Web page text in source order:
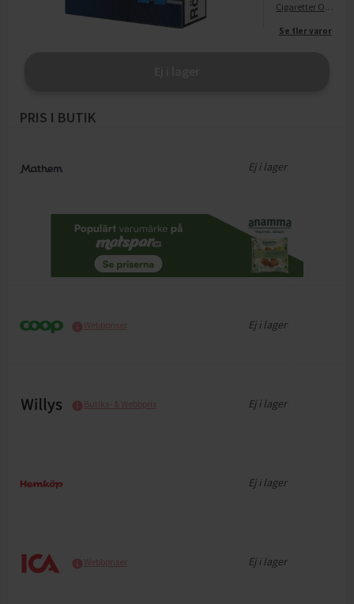
Cigaretter Original Red 100'S
Se fler varor
PRIS I BUTIK
Ej i lager
Webbpriser Ej i lager
Butiks- & Webbpris Ej i lager
Ej i lager
Webbpriser Ej i lager